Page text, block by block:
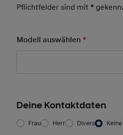
Pflichtfelder sind mit*
Modell auswählen*
Deine Kontaktdaten
Frau/Herr *
Frau Herr Divers